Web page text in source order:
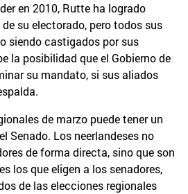
en 2010, Rutte ha logrado
su electorado, pero todos sus
siendo castigados por sus
la posibilidad que el Gobierno de
su mandato, si sus aliados
de marzo puede tener un
Senado. Los neerlandeses no
de forma directa, sino que son
los que eligen a los senadores,
de las elecciones regionales